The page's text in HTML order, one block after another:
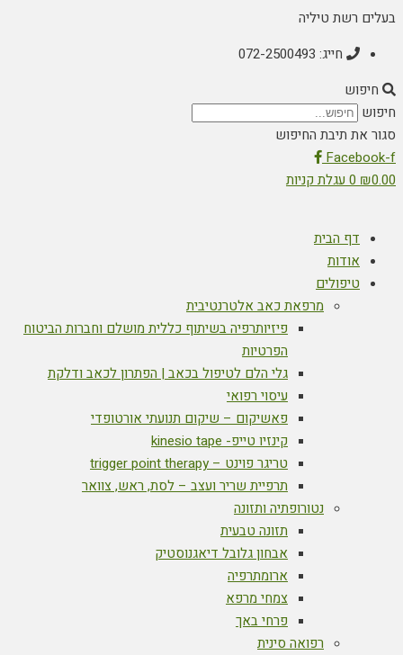
בעלים רשת טיליה
חייג: 072-2500493
חיפוש
חיפוש
סגור את תיבת החיפוש
Facebook-f
₪0.00
0 עגלת קניות
דף הבית
אודות
טיפולים
מרפאת כאב אלטרנטיבית
פיזיותרפיה בשיתוף כללית מושלם וחברות הביטוח
הפרטיות
גלי הלם לטיפול בכאב | הפתרון לכאב ודלקת
עיסוי רפואי
פאשיקום – שיקום תנועתי אורטופדי
קינזיו טייפ- kinesio tape
טריגר פוינט – trigger point therapy
תרפיית שריר ועצב – לסת, ראש, צוואר
נטורופתיה ותזונה
תזונה טבעית
אבחון גלובל דיאגנוסטיק
ארומתרפיה
צמחי מרפא
פרחי באך
רפואה סינית